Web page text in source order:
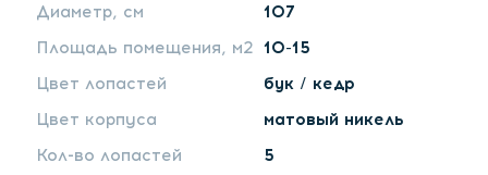
Диаметр, см
107
Площадь помещения, м2 10-15
Цвет лопастей
бук / кедр
Цвет корпуса
матовый никель
Кол-во лопастей
5